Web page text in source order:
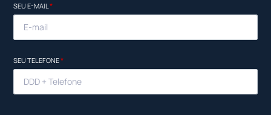
SEU E-MAIL*
SEU TELEFONE*